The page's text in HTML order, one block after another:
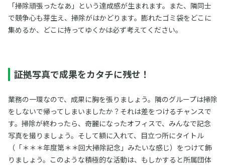
「掃除頑張ったなあ」という達成感が生まれます。また、隣同士
で競争心も芽生え、掃除がはかどります。膨れたゴミ袋をどこに
集めるか、どこに持ってゆくかは必ず考えてください。
証拠写真で成果をカタチに残せ！
業務の一環なので、成果に胸を張りましょう。隣のグループは掃除
をしないで帰ってしまいましたか？それは差をつけるチャンスで
す。掃除が終わったら、奇麗になったオフィスで、みんなで記念
写真を撮りましょう。そして額に入れて、目立つ所にタイトル
（「＊＊＊年度第＊＊回大掃除記念」みたいな感じ）をつけて飾
りましょう。このような積極的な活動は、もしかすると所属団体